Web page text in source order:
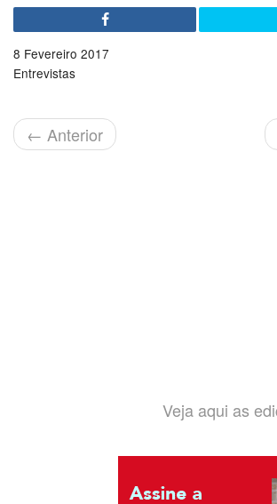
8 Fevereiro 2017
Entrevistas
← Anterior
Veja aqui as